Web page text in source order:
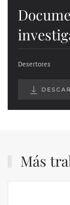
Desertores
Más